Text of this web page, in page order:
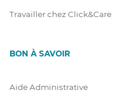
Travailler chez Click&Care
BON À SAVOIR
Aide Administrative